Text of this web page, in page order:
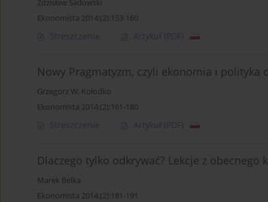
Zdzisław Sadowski
Ekonomista 2014;(2):153-160
Streszczenie Artykuł (PDF)
Nowy Pragmatyzm, czyli ekonomia i polityka
Grzegorz W. Kołodko
Ekonomista 2014;(2):161-180
Streszczenie Artykuł (PDF)
Dlaczego tylko odkrywać? Lekcje z
Marek Belka
Ekonomista 2014;(2):181-191